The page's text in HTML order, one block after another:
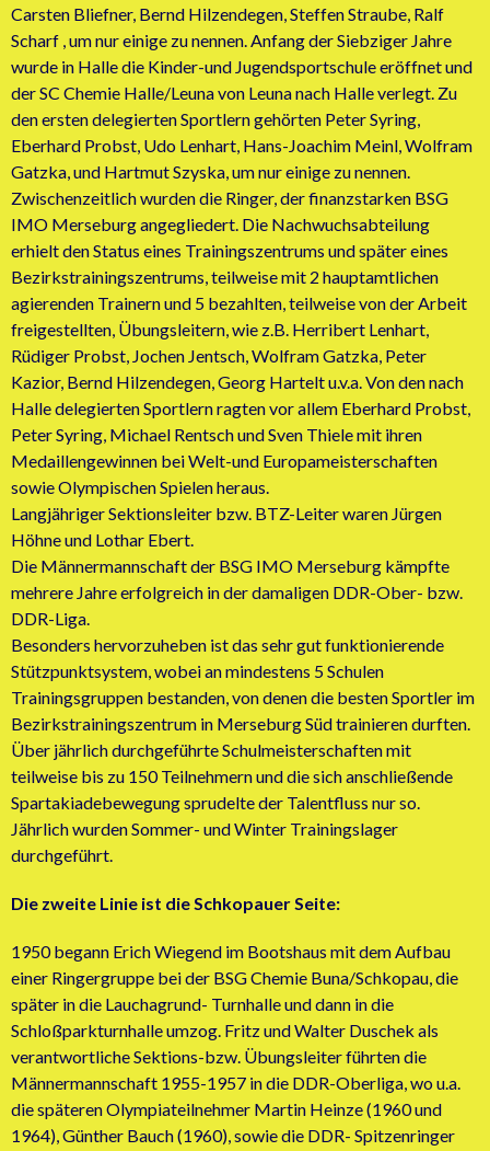
Carsten Bliefner, Bernd Hilzendegen, Steffen Straube, Ralf
Scharf , um nur einige zu nennen. Anfang der Siebziger Jahre
wurde in Halle die Kinder-und Jugendsportschule eröffnet und
der SC Chemie Halle/Leuna von Leuna nach Halle verlegt. Zu
den ersten delegierten Sportlern gehörten Peter Syring,
Eberhard Probst, Udo Lenhart, Hans-Joachim Meinl, Wolfram
Gatzka, und Hartmut Szyska, um nur einige zu nennen.
Zwischenzeitlich wurden die Ringer, der finanzstarken BSG
IMO Merseburg angegliedert. Die Nachwuchsabteilung
erhielt den Status eines Trainingszentrums und später eines
Bezirkstrainingszentrums, teilweise mit 2 hauptamtlichen
agierenden Trainern und 5 bezahlten, teilweise von der Arbeit
freigestellten, Übungsleitern, wie z.B. Herribert Lenhart,
Rüdiger Probst, Jochen Jentsch, Wolfram Gatzka, Peter
Kazior, Bernd Hilzendegen, Georg Hartelt u.v.a. Von den nach
Halle delegierten Sportlern ragten vor allem Eberhard Probst,
Peter Syring, Michael Rentsch und Sven Thiele mit ihren
Medaillengewinnen bei Welt-und Europameisterschaften
sowie Olympischen Spielen heraus.
Langjähriger Sektionsleiter bzw. BTZ-Leiter waren Jürgen
Höhne und Lothar Ebert.
Die Männermannschaft der BSG IMO Merseburg kämpfte
mehrere Jahre erfolgreich in der damaligen DDR-Ober- bzw.
DDR-Liga.
Besonders hervorzuheben ist das sehr gut funktionierende
Stützpunktsystem, wobei an mindestens 5 Schulen
Trainingsgruppen bestanden, von denen die besten Sportler im
Bezirkstrainingszentrum in Merseburg Süd trainieren durften.
Über jährlich durchgeführte Schulmeisterschaften mit
teilweise bis zu 150 Teilnehmern und die sich anschließende
Spartakiadebewegung sprudelte der Talentfluss nur so.
Jährlich wurden Sommer- und Winter Trainingslager
durchgeführt.
Die zweite Linie ist die Schkopauer Seite:
1950 begann Erich Wiegend im Bootshaus mit dem Aufbau
einer Ringergruppe bei der BSG Chemie Buna/Schkopau, die
später in die Lauchagrund- Turnhalle und dann in die
Schloßparkturnhalle umzog. Fritz und Walter Duschek als
verantwortliche Sektions-bzw. Übungsleiter führten die
Männermannschaft 1955-1957 in die DDR-Oberliga, wo u.a.
die späteren Olympiateilnehmer Martin Heinze (1960 und
1964), Günther Bauch (1960), sowie die DDR- Spitzenringer